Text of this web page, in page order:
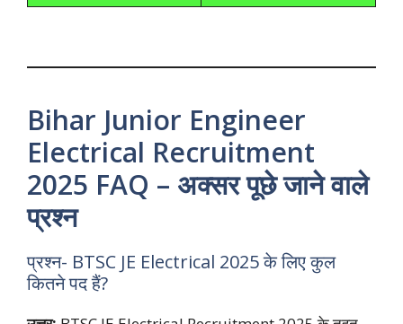
Bihar Junior Engineer
Electrical Recruitment
2025 FAQ – अक्सर पूछे जाने वाले
प्रश्न
प्रश्न- BTSC JE Electrical 2025 के लिए कुल
कितने पद हैं?